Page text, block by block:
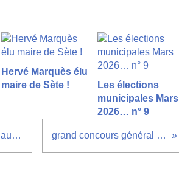
Hervé Marquès élu
maire de Sète !
Les élections
municipales Mars
2026… n° 9
Touche pas à ma brageole : la citadelle au dessus du quartier haut grand concours général de Sens Interdit